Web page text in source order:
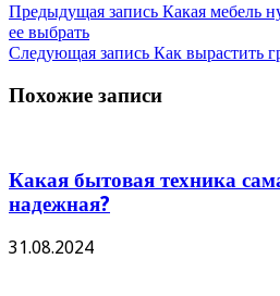
Предыдущая запись Какая мебель
ее выбрать
Следующая запись Как вырастить
Похожие записи
Какая бытовая техника
надежная?
31.08.2024